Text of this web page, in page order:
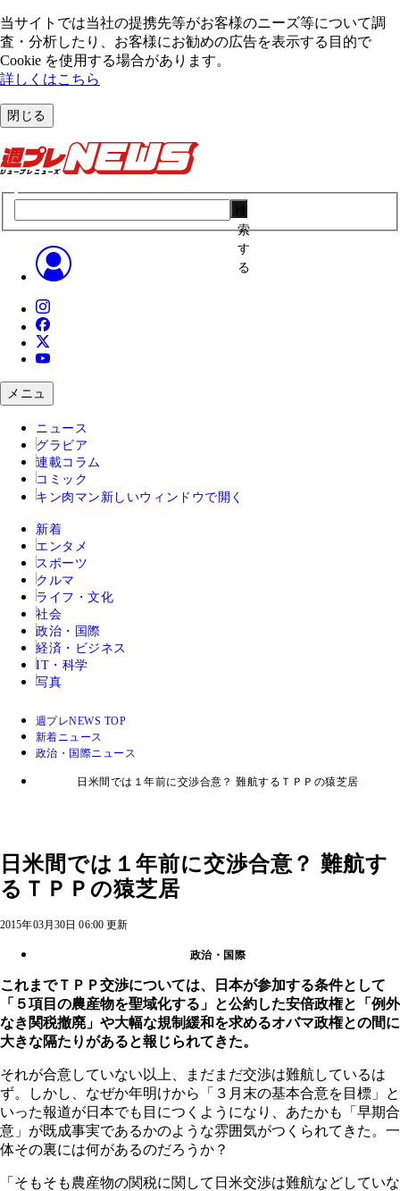
当サイトでは当社の提携先等がお客様のニーズ等について調
査・分析したり、お客様にお勧めの広告を表⽰する⽬的で
Cookie を使⽤する場合があります。
詳しくはこちら
閉じる
索
す
る
メニュ
ニュース
グラビア
連載コラム
コミック
キン肉マン 新しいウィンドウで開く
新着
エンタメ
スポーツ
クルマ
ライフ・文化
社会
政治・国際
経済・ビジネス
IT・科学
写真
週プレNEWS TOP
新着ニュース
政治・国際ニュース
日米間では１年前に交渉合意？ 難航するＴＰＰの猿芝居
日米間では１年前に交渉合意？ 難航す
るＴＰＰの猿芝居
2015年03月30日 06:00 更新
政治・国際
これまでＴＰＰ交渉については、日本が参加する条件として
「５項目の農産物を聖域化する」と公約した安倍政権と「例外
なき関税撤廃」や大幅な規制緩和を求めるオバマ政権との間に
大きな隔たりがあると報じられてきた。
それが合意していない以上、まだまだ交渉は難航しているは
ず。しかし、なぜか年明けから「３月末の基本合意を目標」と
いった報道が日本でも目につくようになり、あたかも「早期合
意」が既成事実であるかのような雰囲気がつくられてきた。一
体その裏には何があるのだろうか？
「そもそも農産物の関税に関して日米交渉は難航などしていな